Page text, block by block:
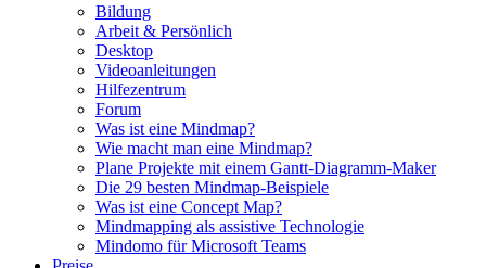
Bildung
Arbeit & Persönlich
Desktop
Videoanleitungen
Hilfezentrum
Forum
Was ist eine Mindmap?
Wie macht man eine Mindmap?
Plane Projekte mit einem Gantt-Diagramm-Maker
Die 29 besten Mindmap-Beispiele
Was ist eine Concept Map?
Mindmapping als assistive Technologie
Mindomo für Microsoft Teams